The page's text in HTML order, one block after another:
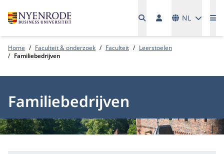
NL
Home Faculteit & onderzoek Faculteit
Leerstoelen
Familiebedrijven
Familiebedrijven